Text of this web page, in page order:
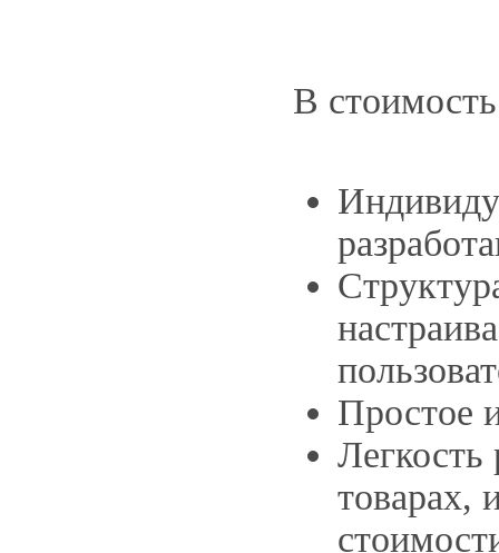
В
Простое
товарах,